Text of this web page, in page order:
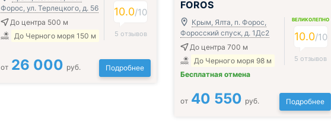
Форос, ул. Терлецкого, д. 56
До центра 500 м
До Черного моря 150 м
10.0/10
5 отзывов
от 26 000 руб. Подробнее
FOROS
Крым, Ялта, п. Форос,
Форосский спуск, д. 1Дс2
До центра 700 м
До Черного моря 98 м
Бесплатная отмена
ВЕЛИКОЛЕПНО
10.0/10
5 отзывов
от 40 550 руб. Подробнее